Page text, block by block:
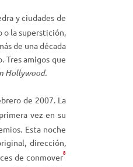
s
t
e
c
l
s
d
e
l
y ciudades de
o la superstición,
de una década
Tres amigos que
Hollywood.
de 2007. La
vez en su
Esta noche
dirección,
de conmover8